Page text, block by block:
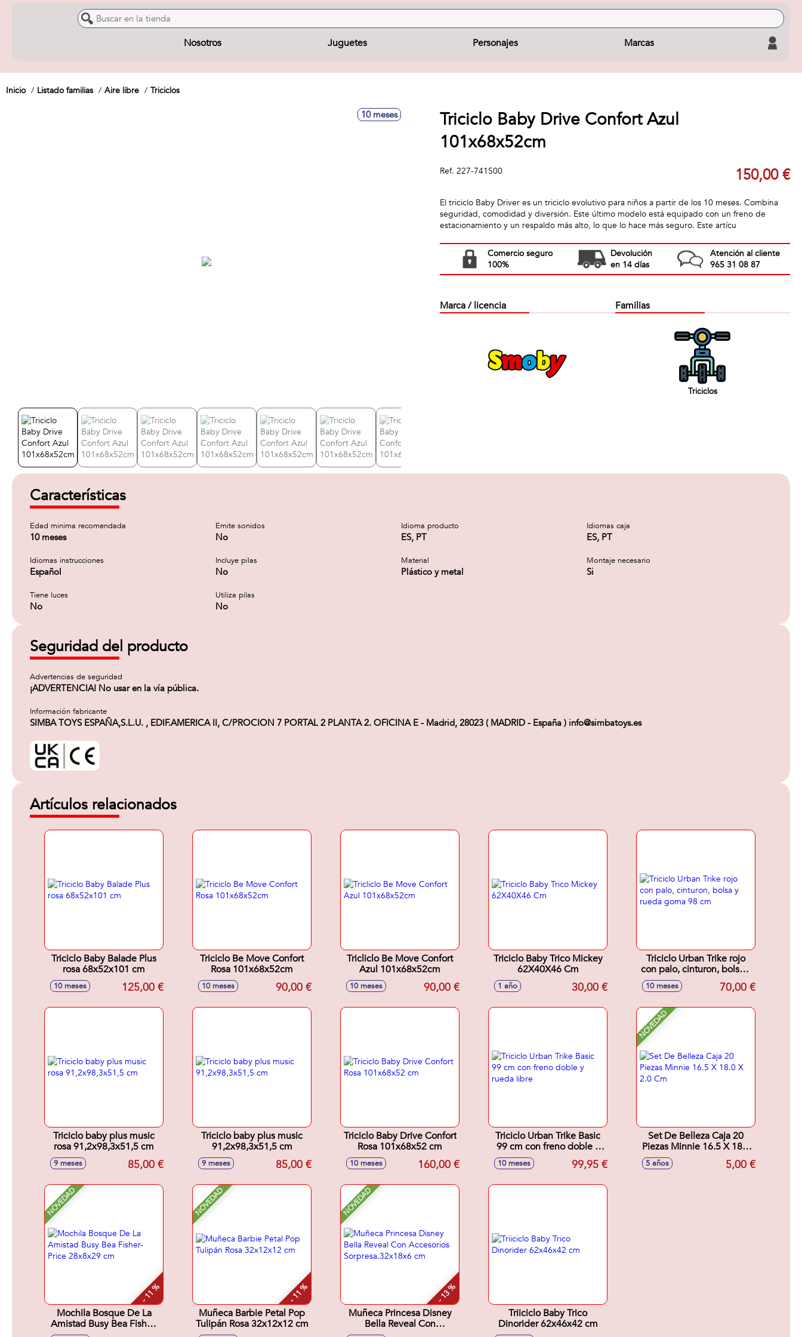
Nosotros Juguetes Personajes Marcas
Inicio Listado familias Aire libre Triciclos
10 meses
Triciclo Baby Drive Confort Azul
101x68x52cm
Ref. 227-741500 150,00 €
El triciclo Baby Driver es un triciclo evolutivo para niños a partir de los 10 meses. Combina
seguridad, comodidad y diversión. Este último modelo está equipado con un freno de
estacionamiento y un respaldo más alto, lo que lo hace más seguro. Este artícu
Comercio seguro
100%
Devolución
en 14 días
Atención al cliente
965 31 08 87
Marca / licencia Familias
Triciclos
Características
Edad minima recomendada
10 meses
Emite sonidos
No
Idioma producto
ES, PT
Idiomas caja
ES, PT
Idiomas instrucciones
Español
Incluye pilas
No
Material
Plástico y metal
Montaje necesario
Si
Tiene luces
No
Utiliza pilas
No
Seguridad del producto
Advertencias de seguridad
¡ADVERTENCIA! No usar en la vía pública.
Información fabricante
SIMBA TOYS ESPAÑA,S.L.U. , EDIF.AMERICA II, C/PROCION 7 PORTAL 2 PLANTA 2. OFICINA E - Madrid, 28023 ( MADRID - España ) info@simbatoys.es
Artículos relacionados
Triciclo Baby Balade Plus
rosa 68x52x101 cm
10 meses 125,00 €
Triciclo Be Move Confort
Rosa 101x68x52cm
10 meses 90,00 €
Tricliclo Be Move Confort
Azul 101x68x52cm
10 meses 90,00 €
Triciclo Baby Trico Mickey
62X40X46 Cm
1 año 30,00 €
Triciclo Urban Trike rojo
con palo, cinturon, bolsa y
rueda goma 98 cm
10 meses 70,00 €
Triciclo baby plus music
rosa 91,2x98,3x51,5 cm
9 meses 85,00 €
Triciclo baby plus music
91,2x98,3x51,5 cm
9 meses 85,00 €
Triciclo Baby Drive Confort
Rosa 101x68x52 cm
10 meses 160,00 €
Triciclo Urban Trike Basic
99 cm con freno doble y
rueda libre
10 meses 99,95 €
NOVEDAD
Set De Belleza Caja 20
Piezas Minnie 16.5 X 18.0
5 años 5,00 €
NOVEDAD
- 11 %
Mochila Bosque De La
Amistad Busy Bea Fisher-
NOVEDAD
- 11 %
Muñeca Barbie Petal Pop
Tulipán Rosa 32x12x12 cm
NOVEDAD
- 13 %
Muñeca Princesa Disney
Bella Reveal Con
Triiciclo Baby Trico
Dinorider 62x46x42 cm